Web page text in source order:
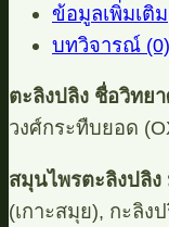
ข้อมูลเพิ่มเติม
บทวิจารณ์ (0)
ตะลิงปลิง ชื่อวิทย
วงศ์กระทืบยอด
สมุนไพรตะลิงปลิง
(เกาะสมุย), กะลิง